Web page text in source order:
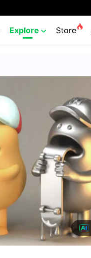
Explore  Store